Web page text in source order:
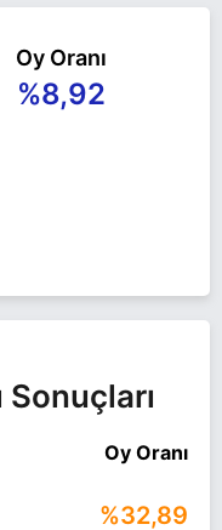
ile 31 Mart 2024 yerel
Oğuz ile ilgili daha
Haberlerisayfamızı
Oy Oranı
%8,92
Sonuçları
Oy Oranı
%32,89